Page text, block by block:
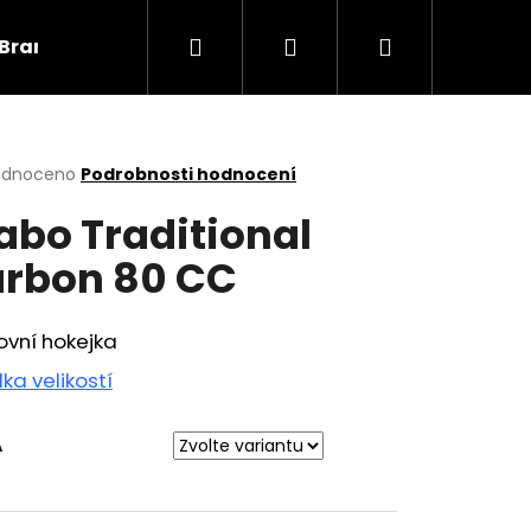
Brankáři Informace
Hledat PřihlášeníNákupní
Podrobnosti hodnocení
Traditional
80 CC
hokejka
velikostí